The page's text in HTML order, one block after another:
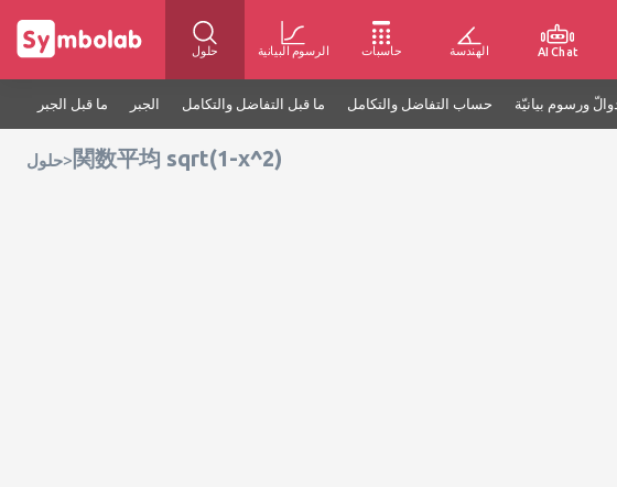
حلول الرسوم البيانية حاسبات الهندسة AI Chat
ما قبل الجبر الجبر ما قبل التفاضل والتكامل حساب التفاضل والتكامل ورسوم بيانيّة
حلول> 関数平均 sqrt(1-x^2)